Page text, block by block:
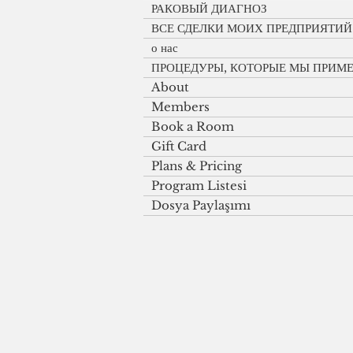
РАКОВЫЙ ДИАГНОЗ
ВСЕ СДЕЛКИ МОИХ ПРЕДПРИЯТИЙ
о нас
ПРОЦЕДУРЫ, КОТОРЫЕ МЫ
About
Members
Book a Room
Gift Card
Plans & Pricing
Program Listesi
Dosya Paylaşımı